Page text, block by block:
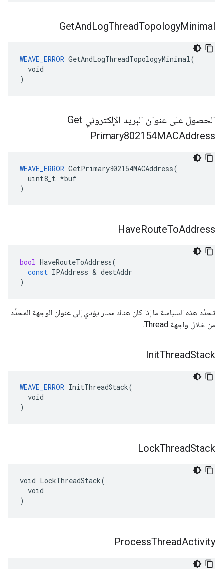
GetAndLogThreadTopologyMinimal
WEAVE_ERROR GetAndLogThreadTopologyMinimal(
  void
)
الحصول على عنوان البريد الإلكتروني Get
Primary802154MACAddress
WEAVE_ERROR GetPrimary802154MACAddress(
  uint8_t *buf
)
HaveRouteToAddress
bool HaveRouteToAddress(
const IPAddress & destAddr
)
تحدِّد هذه السياسة ما إذا كان هناك مسار يؤدي إلى عنوان الوجهة المحدَّد
من خلال واجهة Thread.
InitThreadStack
WEAVE_ERROR InitThreadStack(
  void
)
LockThreadStack
void LockThreadStack(
  void
)
ProcessThreadActivity